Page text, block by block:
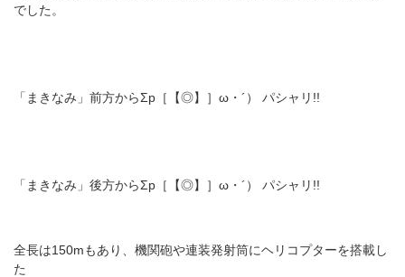
でした。
「まきなみ」前方からΣp［【◎】］ω・´） パシャリ!!
「まきなみ」後方からΣp［【◎】］ω・´） パシャリ!!
全長は150mもあり、機関砲や連装発射筒にヘリコプターを搭載し
た